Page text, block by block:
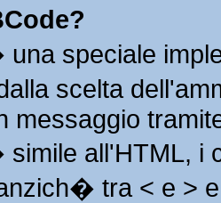
speciale
scelta
messaggio
all'HTML, i
tra < e >